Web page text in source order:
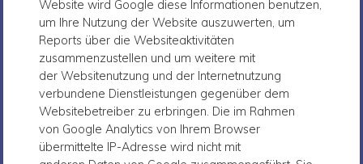
Website wird Google diese Informationen benutzen,
um Ihre Nutzung der Website auszuwerten, um
Reports über die Websiteaktivitäten
zusammenzustellen und um weitere mit
der Websitenutzung und der Internetnutzung
verbundene Dienstleistungen gegenüber dem
Websitebetreiber zu erbringen. Die im Rahmen
von Google Analytics von Ihrem Browser
übermittelte IP-Adresse wird nicht mit